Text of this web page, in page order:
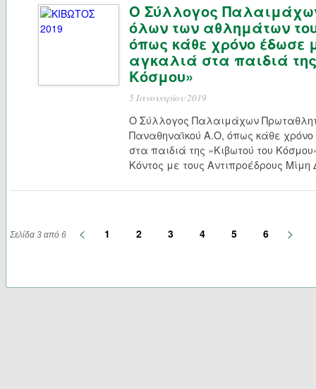
Ο Σύλλογος
όλων των αθλημάτων
όπως κάθε χρόνο έδωσε
αγκαλιά στα παιδιά
Κόσμου»
5 Ιανουαρίου 2019
Ο Σύλλογος Παλαιμάχων
Παναθηναϊκού Α.Ο, όπως κάθε
στα παιδιά της »Κιβωτού του
Κόντος με τους Αντιπροέδρους
Σελίδα 3 από 6 < 1 2 3 4 5 6 >